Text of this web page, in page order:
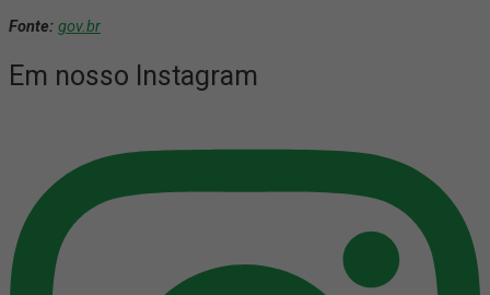
Fonte: gov.br
Em nosso Instagram